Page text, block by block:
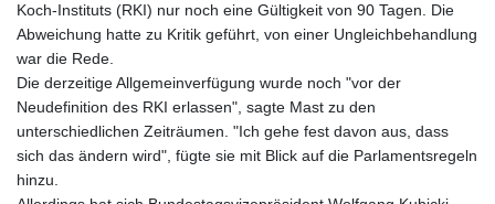
Koch-Instituts (RKI) nur noch eine Gültigkeit von 90 Tagen. Die
Abweichung hatte zu Kritik geführt, von einer Ungleichbehandlung
war die Rede.
Die derzeitige Allgemeinverfügung wurde noch "vor der
Neudefinition des RKI erlassen", sagte Mast zu den
unterschiedlichen Zeiträumen. "Ich gehe fest davon aus, dass
sich das ändern wird", fügte sie mit Blick auf die Parlamentsregeln
hinzu.